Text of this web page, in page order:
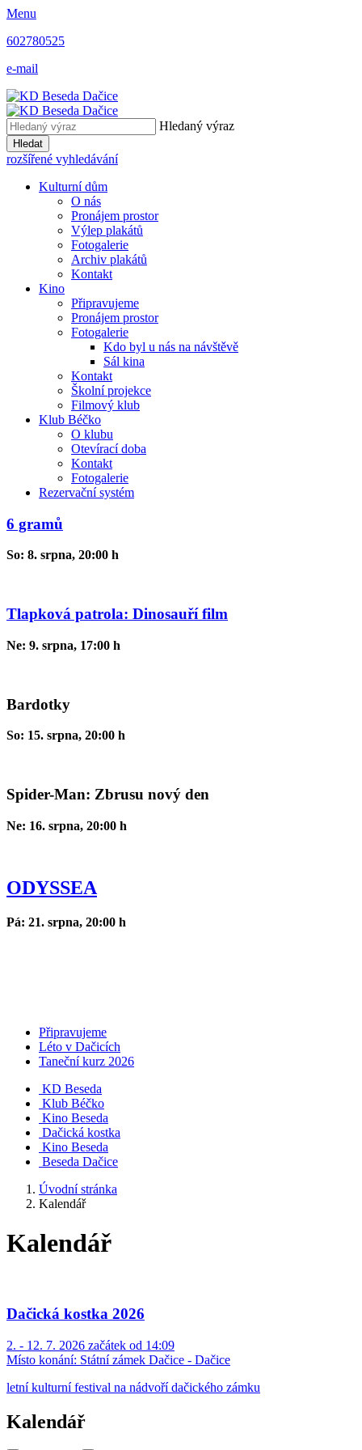
Menu
602780525
e-mail
Hledaný výraz
Hledat
rozšířené vyhledávání
Kulturní dům
O nás
Pronájem prostor
Výlep plakátů
Fotogalerie
Archiv plakátů
Kontakt
Kino
Připravujeme
Pronájem prostor
Fotogalerie
Kdo byl u nás na návštěvě
Sál kina
Kontakt
Školní projekce
Filmový klub
Klub Béčko
O klubu
Otevírací doba
Kontakt
Fotogalerie
Rezervační systém
6 gramů
So: 8. srpna, 20:00 h
Tlapková patrola: Dinosauří film
Ne: 9. srpna, 17:00 h
Bardotky
So: 15. srpna, 20:00 h
Spider-Man: Zbrusu nový den
Ne: 16. srpna, 20:00 h
ODYSSEA
Pá: 21. srpna, 20:00 h
Připravujeme
Léto v Dačicích
Taneční kurz 2026
KD Beseda
Klub Béčko
Kino Beseda
Dačická kostka
Kino Beseda
Beseda Dačice
Úvodní stránka
Kalendář
Kalendář
Dačická kostka 2026
2. - 12. 7. 2026 začátek od 14:09
Místo konání: Státní zámek Dačice - Dačice
letní kulturní festival na nádvoří dačického zámku
Kalendář